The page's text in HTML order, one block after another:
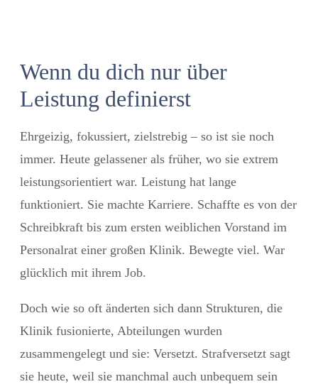
Wenn du dich nur über
Leistung definierst
Ehrgeizig, fokussiert, zielstrebig – so ist sie noch
immer. Heute gelassener als früher, wo sie extrem
leistungsorientiert war. Leistung hat lange
funktioniert. Sie machte Karriere. Schaffte es von der
Schreibkraft bis zum ersten weiblichen Vorstand im
Personalrat einer großen Klinik. Bewegte viel. War
glücklich mit ihrem Job.
Doch wie so oft änderten sich dann Strukturen, die
Klinik fusionierte, Abteilungen wurden
zusammengelegt und sie: Versetzt. Strafversetzt sagt
sie heute, weil sie manchmal auch unbequem sein